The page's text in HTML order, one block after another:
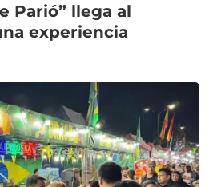
Parió” llega al
experiencia